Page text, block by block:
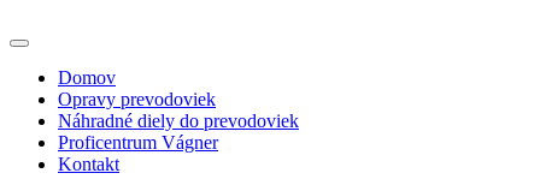
Domov
Opravy prevodoviek
Náhradné diely do prevodoviek
Proficentrum Vágner
Kontakt